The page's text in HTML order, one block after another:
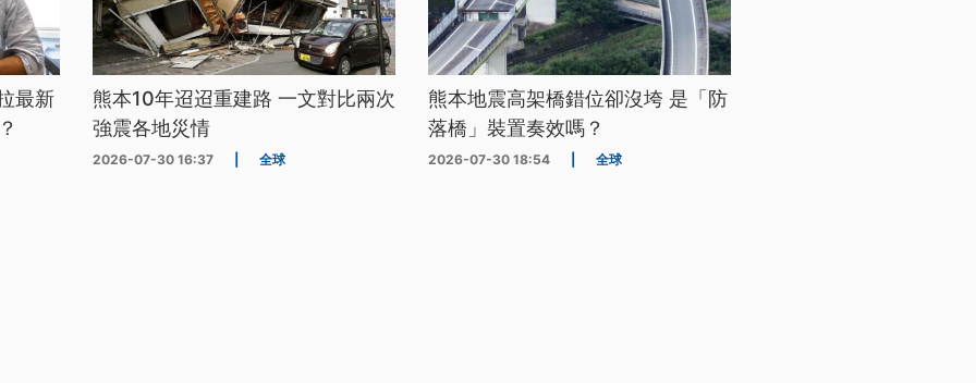
最新
熊本10年迢迢重建路 一文對比兩次
強震各地災情
2026-07-30 16:37 全球
熊本地震高架橋錯位卻沒垮 是「防
落橋」裝置奏效嗎？
2026-07-30 18:54 全球